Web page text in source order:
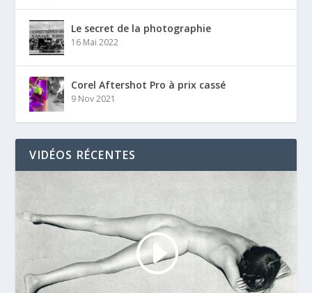
Le secret de la photographie
16 Mai 2022
Corel Aftershot Pro à prix cassé
9 Nov 2021
VIDÉOS RÉCENTES